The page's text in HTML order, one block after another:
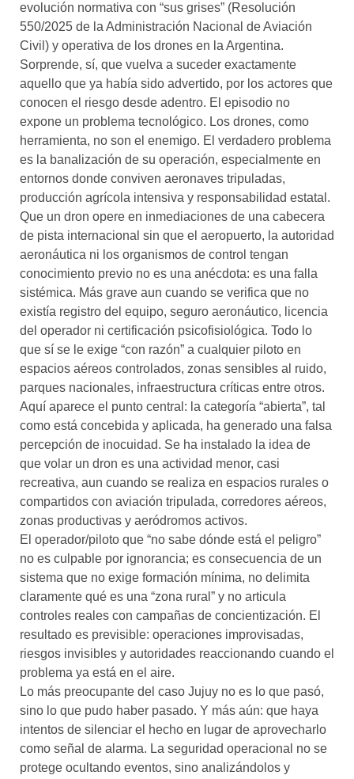
evolución normativa con “sus grises” (Resolución
550/2025 de la Administración Nacional de Aviación
Civil) y operativa de los drones en la Argentina.
Sorprende, sí, que vuelva a suceder exactamente
aquello que ya había sido advertido, por los actores que
conocen el riesgo desde adentro. El episodio no
expone un problema tecnológico. Los drones, como
herramienta, no son el enemigo. El verdadero problema
es la banalización de su operación, especialmente en
entornos donde conviven aeronaves tripuladas,
producción agrícola intensiva y responsabilidad estatal.
Que un dron opere en inmediaciones de una cabecera
de pista internacional sin que el aeropuerto, la autoridad
aeronáutica ni los organismos de control tengan
conocimiento previo no es una anécdota: es una falla
sistémica. Más grave aun cuando se verifica que no
existía registro del equipo, seguro aeronáutico, licencia
del operador ni certificación psicofisiológica. Todo lo
que sí se le exige “con razón” a cualquier piloto en
espacios aéreos controlados, zonas sensibles al ruido,
parques nacionales, infraestructura críticas entre otros.
Aquí aparece el punto central: la categoría “abierta”, tal
como está concebida y aplicada, ha generado una falsa
percepción de inocuidad. Se ha instalado la idea de
que volar un dron es una actividad menor, casi
recreativa, aun cuando se realiza en espacios rurales o
compartidos con aviación tripulada, corredores aéreos,
zonas productivas y aeródromos activos.
El operador/piloto que “no sabe dónde está el peligro”
no es culpable por ignorancia; es consecuencia de un
sistema que no exige formación mínima, no delimita
claramente qué es una “zona rural” y no articula
controles reales con campañas de concientización. El
resultado es previsible: operaciones improvisadas,
riesgos invisibles y autoridades reaccionando cuando el
problema ya está en el aire.
Lo más preocupante del caso Jujuy no es lo que pasó,
sino lo que pudo haber pasado. Y más aún: que haya
intentos de silenciar el hecho en lugar de aprovecharlo
como señal de alarma. La seguridad operacional no se
protege ocultando eventos, sino analizándolos y